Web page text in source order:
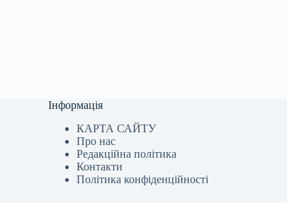
Інформація
КАРТА САЙТУ
Про нас
Редакційна політика
Контакти
Політика конфіденційності